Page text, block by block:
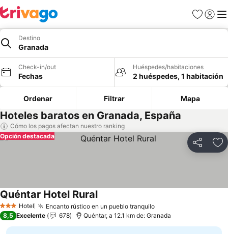
Favoritos
Iniciar
Destino
Granada
Check-in/out
Fechas
Huéspedes/habitaciones
2 huéspedes, 1 habitación
Ordenar Filtrar Mapa
Hoteles baratos en Granada, España
Cómo los pagos afectan nuestro ranking
Compartir
Opción destacada
3 Estrellas
Hotel Encanto rústico en un pueblo tranquilo
Quéntar Hotel Rural
8,5 Excelente 678 Quéntar, a 12.1 km de: Granada